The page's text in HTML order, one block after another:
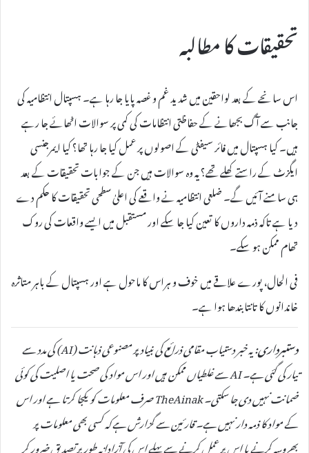
تحقیقات کا مطالبہ
اس سانحے کے بعد لواحقین میں شدید غم و غصہ پایا جا رہا ہے۔ ہسپتال انتظامیہ کی
جانب سے آگ بجھانے کے حفاظتی انتظامات کی کمی پر سوالات اٹھائے جا رہے
ہیں۔ کیا ہسپتال میں فائر سیفٹی کے اصولوں پر عمل کیا جا رہا تھا؟ کیا ایمرجنسی
ایگزٹ کے راستے کھلے تھے؟ یہ وہ سوالات ہیں جن کے جوابات تحقیقات کے بعد
ہی سامنے آئیں گے۔ ضلعی انتظامیہ نے واقعے کی اعلیٰ سطحی تحقیقات کا حکم دے
دیا ہے تاکہ ذمہ داروں کا تعین کیا جا سکے اور مستقبل میں ایسے واقعات کی روک
تھام ممکن ہو سکے۔
فی الحال، پورے علاقے میں خوف و ہراس کا ماحول ہے اور ہسپتال کے باہر متاثرہ
خاندانوں کا تانتا بندھا ہوا ہے۔
دستبرداری:
یہ خبر دستیاب مقامی ذرائع کی بنیاد پر مصنوعی ذہانت (AI) کی مدد سے
تیار کی گئی ہے۔ AI سے غلطیاں ممکن ہیں اور اس مواد کی صحت یا اصلیت کی کوئی
ضمانت نہیں دی جا سکتی۔ TheAinak صرف معلومات کو یکجا کرتا ہے اور اس
کے مواد کا ذمہ دار نہیں ہے۔ قارئین سے گزارش ہے کہ کسی بھی معلومات پر
بھروسہ کرنے یا اس پر عمل کرنے سے پہلے اس کی آزادانہ طور پر تصدیق ضرور کر